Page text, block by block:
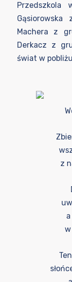
Przedszkola
Gąsiorowska
Machera z
Derkacz z
świat w
z
w